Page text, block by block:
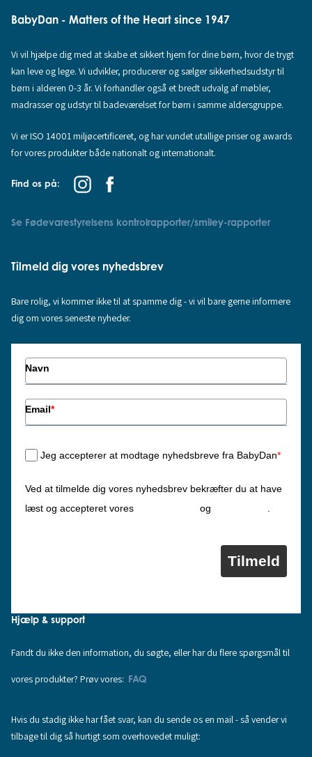
BabyDan - Matters of the Heart since 1947
Vi vil hjælpe dig med at skabe et sikkert hjem for dine børn, hvor de trygt
kan leve og lege. Vi udvikler, producerer og sælger sikkerhedsudstyr til
børn i alderen 0-3 år. Vi forhandler også et bredt udvalg af møbler,
madrasser og udstyr til badeværelset for børn i samme aldersgruppe.
Vi er ISO 14001 miljøcertificeret, og har vundet utallige priser og awards
for vores produkter både nationalt og internationalt.
Find os på:
Se Fødevarestyrelsens kontrolrapporter/smiley-rapporter
Tilmeld dig vores nyhedsbrev
Bare rolig, vi kommer ikke til at spamme dig - vi vil bare gerne informere
dig om vores seneste nyheder.
Navn
Email*
Jeg accepterer at modtage nyhedsbreve fra BabyDan*
Ved at tilmelde dig vores nyhedsbrev bekræfter du at have
læst og accepteret vores
og
Tilmeld
Hjælp & support
Fandt du ikke den information, du søgte, eller har du flere spørgsmål til
vores produkter? Prøv vores: FAQ
Hvis du stadig ikke har fået svar, kan du sende os en mail - så vender vi
tilbage til dig så hurtigt som overhovedet muligt: